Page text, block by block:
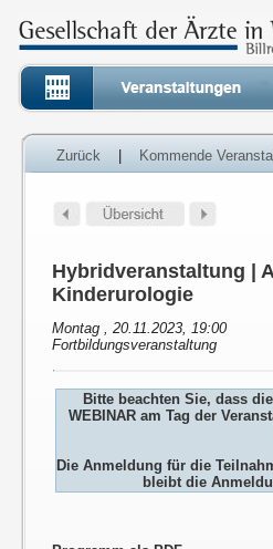
Zurück Kommende
Hybridveranstaltung |
Kinderurologie
Montag , 20.11.2023, 19:00
Fortbildungsveranstaltung
Bitte beachten Sie, dass
WEBINAR am Tag der
Die Anmeldung für die
bleibt die